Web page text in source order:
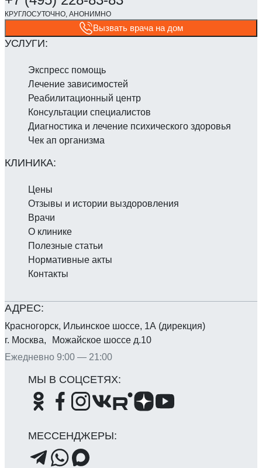
Вызвать врача на дом
Красногорск, Ильинское шоссе, 1А (дирекция)
г. Москва, Можайское шоссе д.10
Ежедневно 9:00 — 21:00
Экспресс помощь
Лечение зависимостей
Реабилитаци­онный центр
Консультации специалистов
Диагностика и лечение психического здоровья
Чек ап организма
Цены
Отзывы и истории выздоровления
Врачи
О клинике
Полезные статьи
Нормативные акты
Контакты